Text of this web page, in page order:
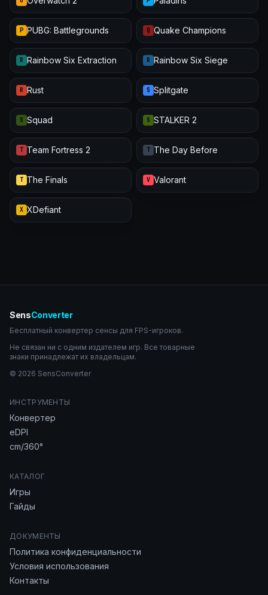
P PUBG: Battlegrounds Q Quake Champions
R Rainbow Six Extraction R Rainbow Six Siege
R Rust S Splitgate
S Squad S STALKER 2
T Team Fortress 2 T The Day Before
T The Finals V Valorant
X XDefiant
SensConverter
Бесплатный конвертер сенсы для FPS-игроков.
Не связан ни с одним издателем игр. Все товарные
знаки принадлежат их владельцам.
© 2026 SensConverter
ИНСТРУМЕНТЫ
Конвертер
eDPI
cm/360°
КАТАЛОГ
Игры
Гайды
ДОКУМЕНТЫ
Политика конфиденциальности
Условия использования
Контакты